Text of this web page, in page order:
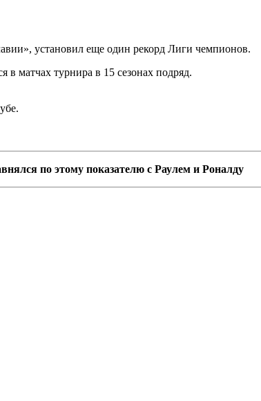
установил еще один рекорд Лиги чемпионов.
в матчах турнира в 15 сезонах подряд.
по этому показателю с Раулем и Роналду